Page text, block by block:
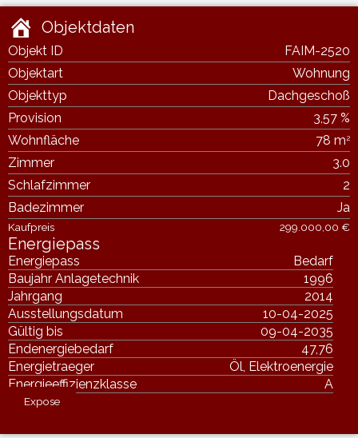
Objektdaten
Objekt ID
FAIM-2520
Objektart
Wohnung
Objekttyp
Dachgeschoß
Provision
3,57 %
Wohnfläche
78 m2
Zimmer
3.0
Schlafzimmer
2
Badezimmer
Ja
Kaufpreis 299.000,00 €
Energiepass
Energiepass
Bedarf
Baujahr Anlagetechnik
1996
Jahrgang
2014
Ausstellungsdatum
10-04-2025
Gültig bis
09-04-2035
Endenergiebedarf
47,76
Energietraeger
Öl, Elektroenergie
Energieeffizienzklasse
A
Expose